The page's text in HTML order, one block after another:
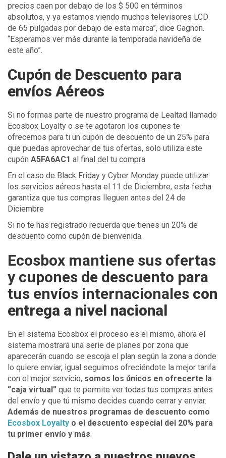
precios caen por debajo de los $ 500 en términos
absolutos, y ya estamos viendo muchos televisores LCD
de 65 pulgadas por debajo de esta marca”, dice Gagnon.
“Esperamos ver más durante la temporada navideña de
este año”.
Cupón de Descuento para
envíos Aéreos
Si no formas parte de nuestro programa de Lealtad llamado
Ecosbox Loyalty o se te agotaron los cupones te
ofrecemos para ti un cupón de descuento de un 25% para
que puedas aprovechar de tus ofertas, solo utiliza este
cupón A5FA6AC1 al final del tu compra
En el caso de Black Friday y Cyber Monday puede utilizar
los servicios aéreos hasta el 11 de Diciembre, esta fecha
garantiza que tus compras lleguen antes del 24 de
Diciembre
Si no te has registrado recuerda que tienes un 20% de
descuento como cupón de bienvenida.
Ecosbox mantiene sus ofertas
y cupones de descuento para
tus envíos internacionales con
entrega a nivel nacional
En el sistema Ecosbox el proceso es el mismo, ahora el
sistema mostrará una serie de planes por zona que
aparecerán cuando se escoja el plan según la zona a donde
lo quiere enviar, igual seguimos ofreciéndote la mejor tarifa
con el mejor servicio, somos los únicos en ofrecerte la
“caja virtual” que te permite ver todas tus compras antes
del envío y que tú mismo decides cuando cerrar y enviar.
Además de nuestros programas de descuento como
Ecosbox Loyalty o el descuento especial del 20% para
tu primer envío y más.